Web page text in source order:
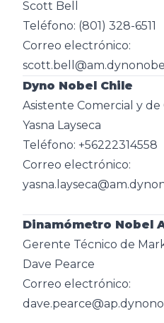
Scott Bell
Teléfono: (801) 328-6511
Correo electrónico:
Dyno Nobel Chile
Asistente Comercial y de
Yasna Layseca
Teléfono: +56222314558
Correo electrónico:
Dinamómetro Nobel
Gerente Técnico de
Dave Pearce
Correo electrónico: